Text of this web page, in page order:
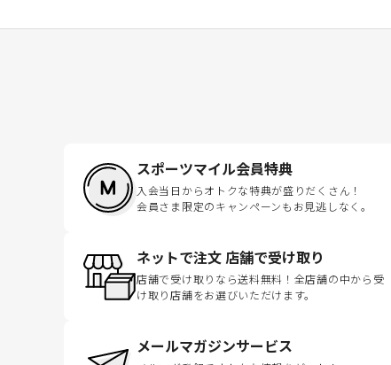
スポーツマイル会員特典
入会当日からオトクな特典が盛りだくさん！
会員さま限定のキャンペーンもお見逃しなく。
ネットで注文 店舗で受け取り
店舗で受け取りなら送料無料！全店舗の中から受
け取り店舗をお選びいただけます。
メールマガジンサービス